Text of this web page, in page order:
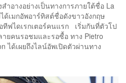
ำอางอย่างเป็นทางการภายใต้ชื่อ La
ด้เมกอัพอาร์ทิสต์ชื่อดังขาวอังกฤษ
ทีฟไดเรกเตอร์คนแรก เริ่มกันที่ตัวโป
ยคนรอชมและรอซื้อ ทาง Pietro
ได้เผยถึงไลน์อัพเปิดตัวผ่านทาง